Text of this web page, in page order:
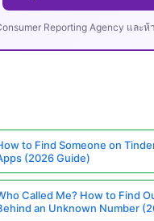
Reporting Agency และ
to Find Someone on
(2026 Guide)
Called Me? How to Find
an Unknown Number